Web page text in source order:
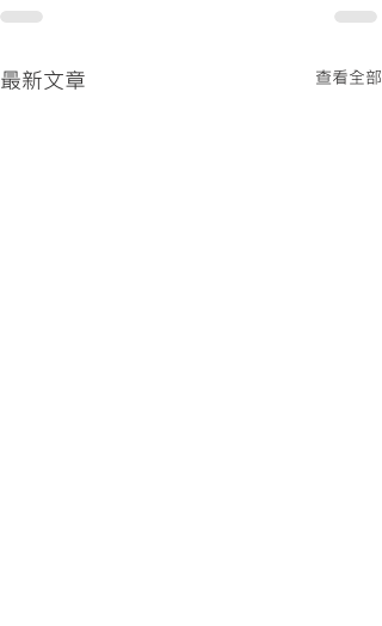
最新文章 查看全部